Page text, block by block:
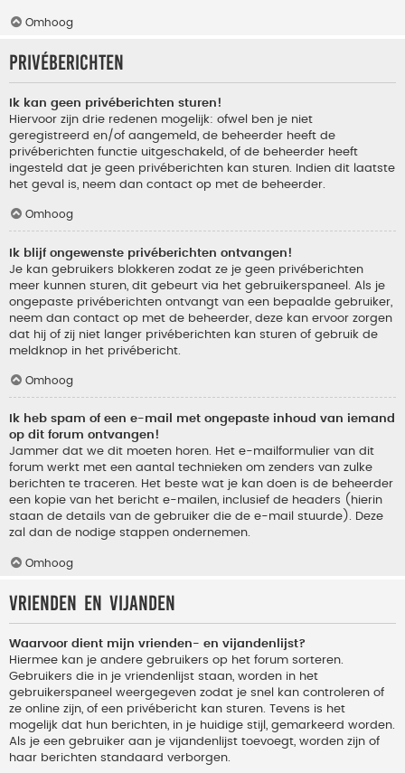
Omhoog
Privéberichten
Ik kan geen privéberichten sturen!
Hiervoor zijn drie redenen mogelijk: ofwel ben je niet
geregistreerd en/of aangemeld, de beheerder heeft de
privéberichten functie uitgeschakeld, of de beheerder heeft
ingesteld dat je geen privéberichten kan sturen. Indien dit laatste
het geval is, neem dan contact op met de beheerder.
Omhoog
Ik blijf ongewenste privéberichten ontvangen!
Je kan gebruikers blokkeren zodat ze je geen privéberichten
meer kunnen sturen, dit gebeurt via het gebruikerspaneel. Als je
ongepaste privéberichten ontvangt van een bepaalde gebruiker,
neem dan contact op met de beheerder, deze kan ervoor zorgen
dat hij of zij niet langer privéberichten kan sturen of gebruik de
meldknop in het privébericht.
Omhoog
Ik heb spam of een e-mail met ongepaste inhoud van iemand
op dit forum ontvangen!
Jammer dat we dit moeten horen. Het e-mailformulier van dit
forum werkt met een aantal technieken om zenders van zulke
berichten te traceren. Het beste wat je kan doen is de beheerder
een kopie van het bericht e-mailen, inclusief de headers (hierin
staan de details van de gebruiker die de e-mail stuurde). Deze
zal dan de nodige stappen ondernemen.
Omhoog
Vrienden en vijanden
Waarvoor dient mijn vrienden- en vijandenlijst?
Hiermee kan je andere gebruikers op het forum sorteren.
Gebruikers die in je vriendenlijst staan, worden in het
gebruikerspaneel weergegeven zodat je snel kan controleren of
ze online zijn, of een privébericht kan sturen. Tevens is het
mogelijk dat hun berichten, in je huidige stijl, gemarkeerd worden.
Als je een gebruiker aan je vijandenlijst toevoegt, worden zijn of
haar berichten standaard verborgen.